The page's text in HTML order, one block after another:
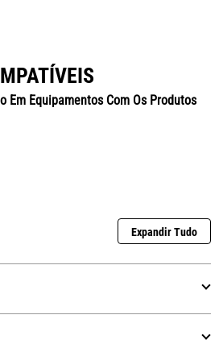
Em Equipamentos Com Os Produtos
Expandir Tudo